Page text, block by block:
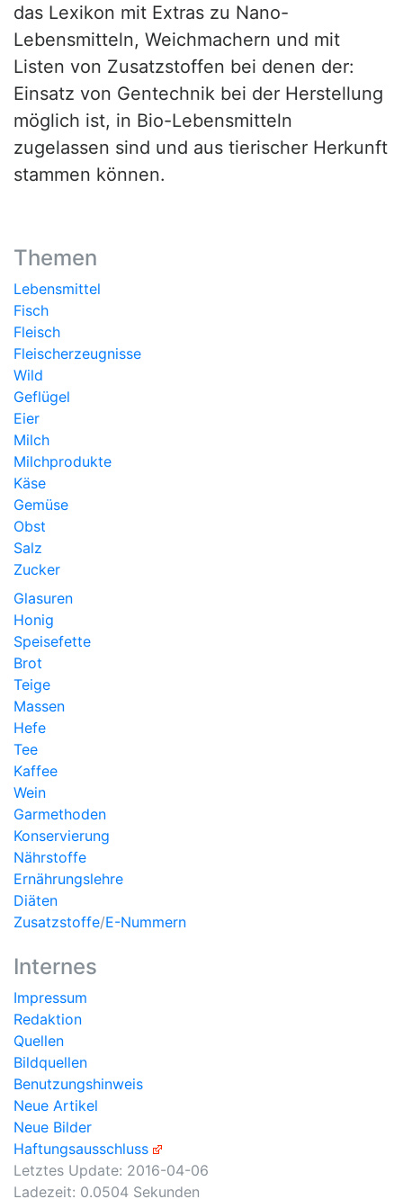
das Lexikon mit Extras zu Nano-
Lebensmitteln, Weichmachern und mit
Listen von Zusatzstoffen bei denen der:
Einsatz von Gentechnik bei der Herstellung
möglich ist, in Bio-Lebensmitteln
zugelassen sind und aus tierischer Herkunft
stammen können.
Themen
Lebensmittel
Fisch
Fleisch
Fleischerzeugnisse
Wild
Geflügel
Eier
Milch
Milchprodukte
Käse
Gemüse
Obst
Salz
Zucker
Glasuren
Honig
Speisefette
Brot
Teige
Massen
Hefe
Tee
Kaffee
Wein
Garmethoden
Konservierung
Nährstoffe
Ernährungslehre
Diäten
Zusatzstoffe/E-Nummern
Internes
Impressum
Redaktion
Quellen
Bildquellen
Benutzungshinweis
Neue Artikel
Neue Bilder
Haftungsausschluss
Letztes Update: 2016-04-06
Ladezeit: 0.0504 Sekunden